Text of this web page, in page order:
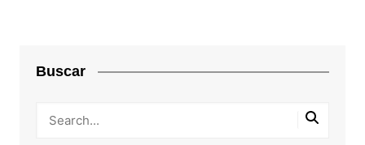
Buscar